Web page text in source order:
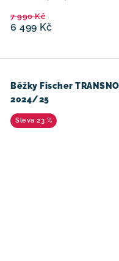
6 499 Kč
7 990 Kč
Běžky Fischer
2024/25
23 %